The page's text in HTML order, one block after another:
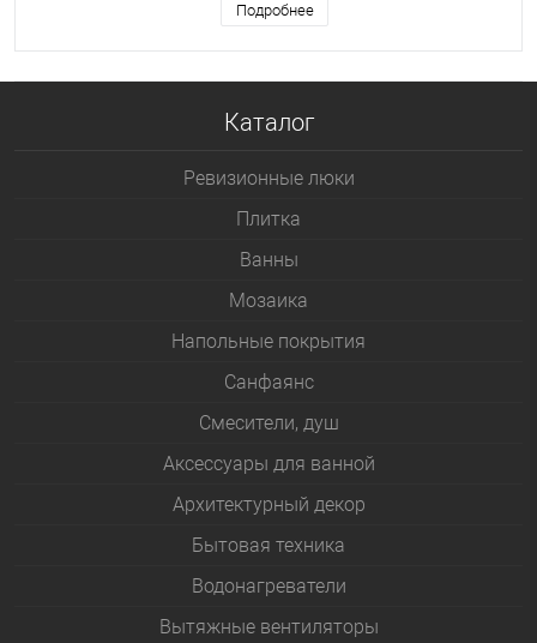
Подробнее
Каталог
Ревизионные люки
Плитка
Bанны
Мозаика
Напольные покрытия
Санфаянс
Смесители, душ
Аксессуары для ванной
Архитектурный декор
Бытовая техника
Водонагреватели
Вытяжные вентиляторы